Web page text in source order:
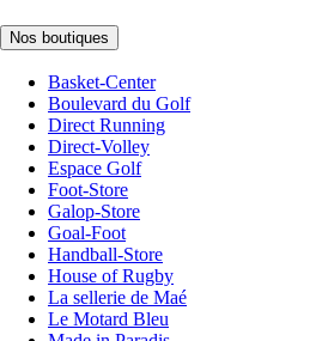
Nos boutiques
Basket-Center
Boulevard du Golf
Direct Running
Direct-Volley
Espace Golf
Foot-Store
Galop-Store
Goal-Foot
Handball-Store
House of Rugby
La sellerie de Maé
Le Motard Bleu